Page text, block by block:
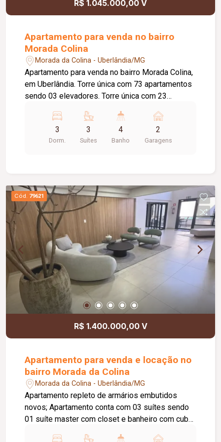
R$ 1.045.000,00 V
Apartamento para venda no bairro
Morada Colina
Morada da Colina - Uberlândia/MG
Apartamento para venda no bairro Morada Colina,
em Uberlândia. Torre única com 73 apartamentos
sendo 03 elevadores. Torre única com 23
venda com 117,00m². 03 suítes. Unidades
exclusivas apartamentos com varanda.
Condomínio com 13 itens de lazer. Áreas de lazer
Monitoramento e infraestrutura para portaria
física e remota. Entrega Obra: Abril/2026. Agende
sua visita. Aguardo seu contato.
3
Dorm.
3
Suítes
4
Banho
2
Garagens
Cód. 79621
R$ 1.400.000,00 V
Apartamento para venda e locação no
bairro Morada da Colina
Morada da Colina - Uberlândia/MG
Apartamento repleto de armários embutidos
novos; Apartamento conta com 03 suítes sendo
01 suíte master com closet e banheiro com cuba